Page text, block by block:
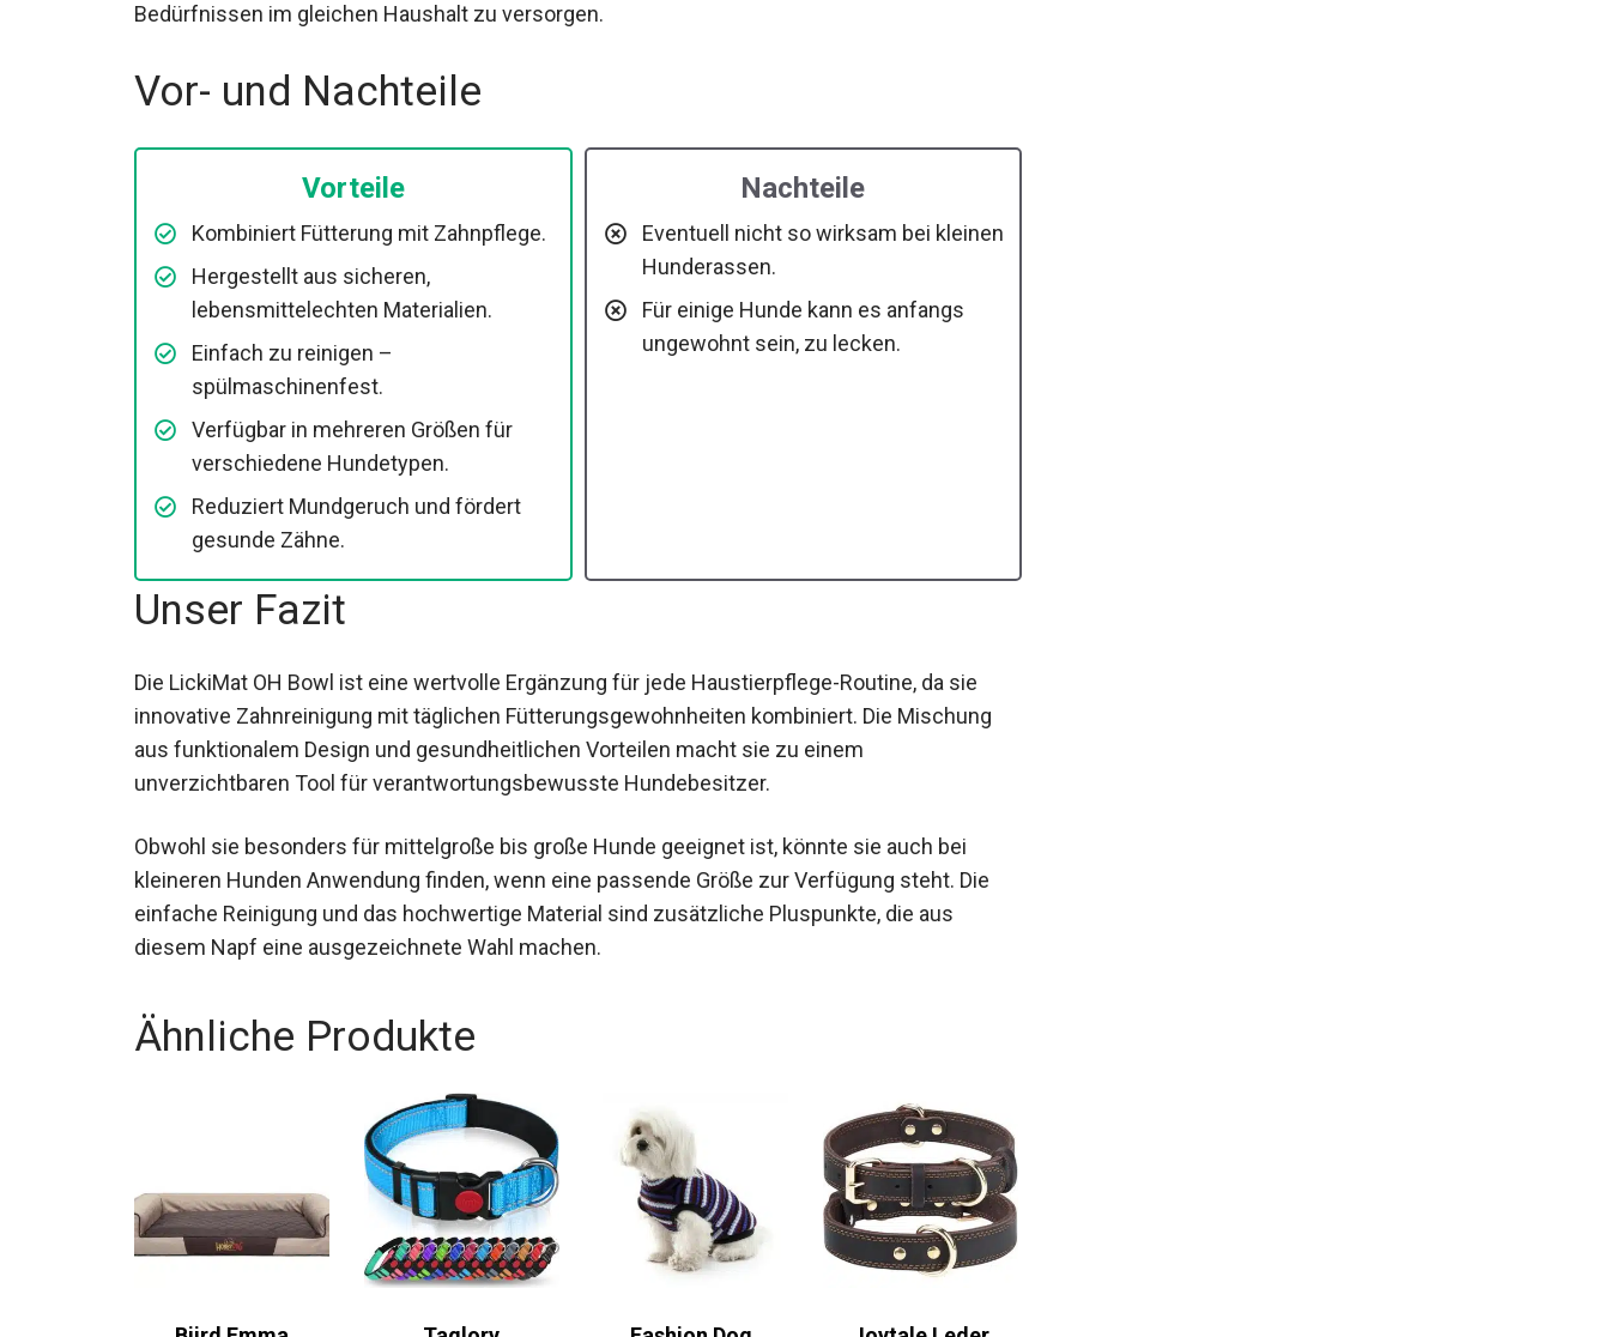
Bedürfnissen im gleichen Haushalt zu versorgen.
Vor- und Nachteile
Vorteile
Kombiniert Fütterung mit Zahnpflege.
Hergestellt aus sicheren,
lebensmittelechten Materialien.
Einfach zu reinigen –
spülmaschinenfest.
Verfügbar in mehreren Größen für
verschiedene Hundetypen.
Reduziert Mundgeruch und fördert
gesunde Zähne.
Nachteile
Eventuell nicht so wirksam bei kleinen
Hunderassen.
Für einige Hunde kann es anfangs
ungewohnt sein, zu lecken.
Unser Fazit
Die LickiMat OH Bowl ist eine wertvolle Ergänzung für jede Haustierpflege-Routine, da sie
innovative Zahnreinigung mit täglichen Fütterungsgewohnheiten kombiniert. Die Mischung
aus funktionalem Design und gesundheitlichen Vorteilen macht sie zu einem
unverzichtbaren Tool für verantwortungsbewusste Hundebesitzer.
Obwohl sie besonders für mittelgroße bis große Hunde geeignet ist, könnte sie auch bei
kleineren Hunden Anwendung finden, wenn eine passende Größe zur Verfügung steht. Die
einfache Reinigung und das hochwertige Material sind zusätzliche Pluspunkte, die aus
diesem Napf eine ausgezeichnete Wahl machen.
Ähnliche Produkte